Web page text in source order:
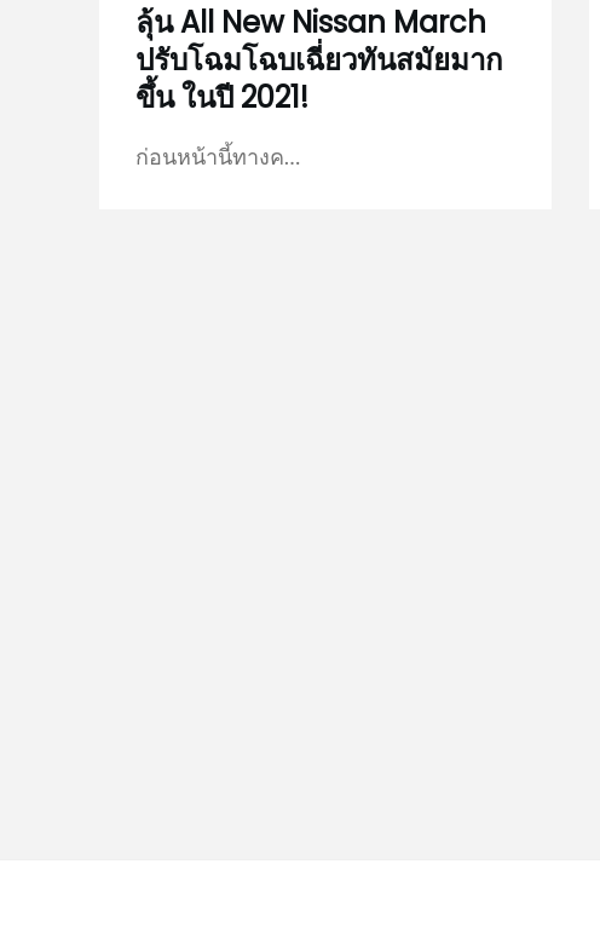
ลุ้น All New Nissan March
ปรับโฉมโฉบเฉี่ยวทันสมัยมาก
ขึ้น ในปี 2021!
ก่อนหน้านี้ทางค…